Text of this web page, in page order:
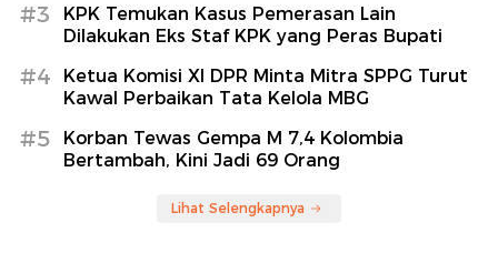
#3
KPK Temukan Kasus Pemerasan Lain
Dilakukan Eks Staf KPK yang Peras Bupati
#4
Ketua Komisi XI DPR Minta Mitra SPPG Turut
Kawal Perbaikan Tata Kelola MBG
#5
Korban Tewas Gempa M 7,4 Kolombia
Bertambah, Kini Jadi 69 Orang
Lihat Selengkapnya